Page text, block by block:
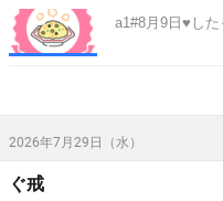
a1#8月9日♥し
2026年7月29日（水）
ぐ戒